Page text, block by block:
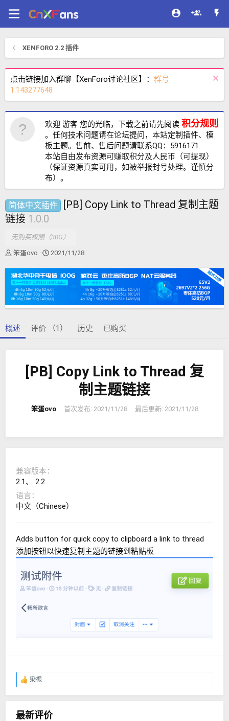
XENFORO 2.2 插件
点击链接加入群聊【XenForo讨论社区】： 群号
1:143277648
欢迎 游客 您的光临，下载之前请先阅读 积分规则
。任何技术问题请在论坛提问，本站定制插件、模
板主题。售前、售后问题请联系QQ：5916171
本站自由发布资源可赚取积分及人民币（可提现）
（保证资源真实可用，如被举报封号处理。谨慎分
布）。
简体中文插件
[PB] Copy Link to Thread 复制主题
链接 1.0.0
无购买权限（30G）
作
笨蛋ovo
创
日
期
2021/11/28
概述 评价 （1） 历史 已购买
[PB] Copy Link to Thread 复
制主题链接
笨蛋ovo 首次发布: 2021/11/28 最后更新: 2021/11/28
兼容版本
2.1
2.2
语言
中文（Chinese）
Adds button for quick copy to clipboard a link to thread
添加按钮以快速复制主题的链接到粘贴板
反 染栀
最新评价